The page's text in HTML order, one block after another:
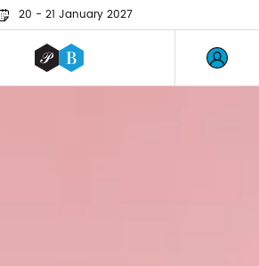
20 - 21 January 2027